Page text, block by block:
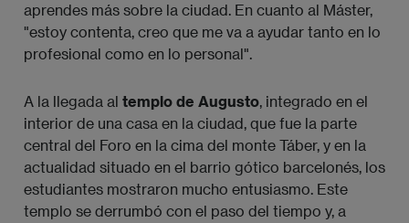
aprendes más sobre la ciudad. En cuanto al Máster,
"estoy contenta, creo que me va a ayudar tanto en lo
profesional como en lo personal".
A la llegada al templo de Augusto, integrado en el
interior de una casa en la ciudad, que fue la parte
central del Foro en la cima del monte Táber, y en la
actualidad situado en el barrio gótico barcelonés, los
estudiantes mostraron mucho entusiasmo. Este
templo se derrumbó con el paso del tiempo y, a